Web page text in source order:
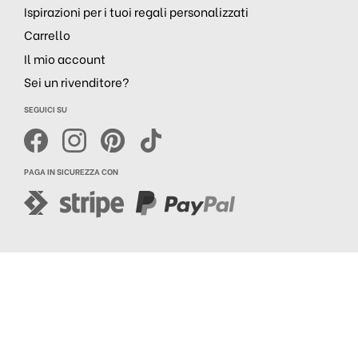
Ispirazioni per i tuoi regali personalizzati
Carrello
Il mio account
Sei un rivenditore?
SEGUICI SU
PAGA IN SICUREZZA CON